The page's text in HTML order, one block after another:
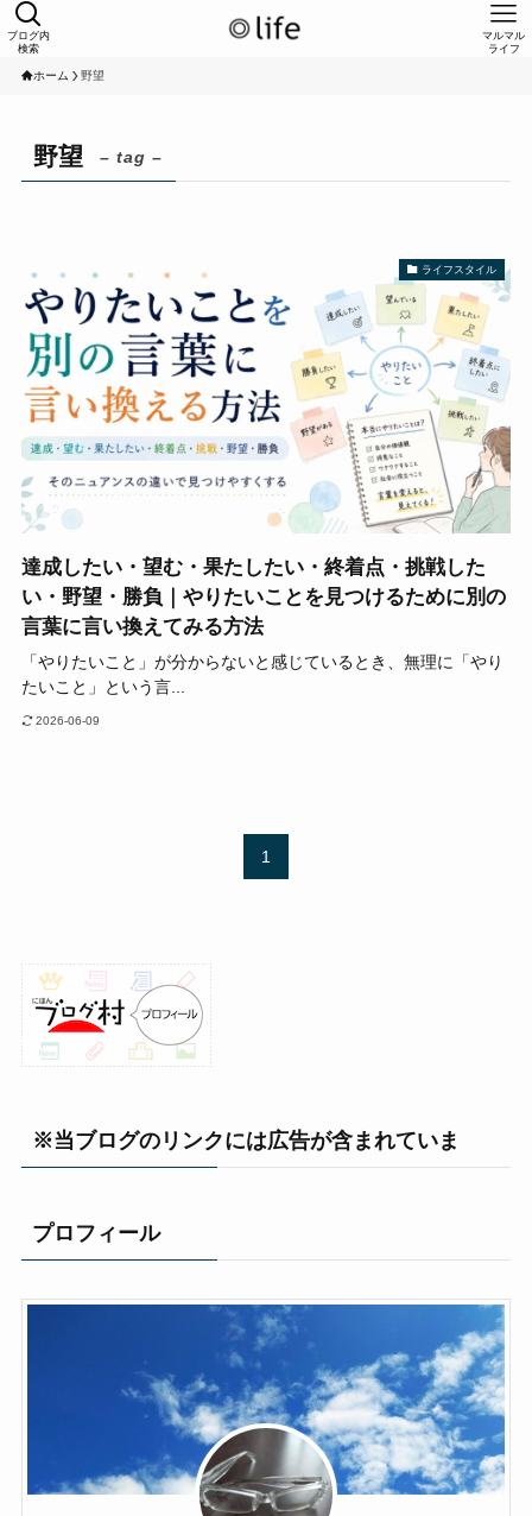
ブログ内
検索
マルマル
ライフ
ホーム 野望
野望 – tag –
ライフスタイル
達成したい・望む・果たしたい・終着点・挑戦した
い・野望・勝負｜やりたいことを見つけるために別の
言葉に言い換えてみる方法
「やりたいこと」が分からないと感じているとき、無理に「やり
たいこと」という言...
2026-06-09
1
※当ブログのリンクには広告が含まれていま
プロフィール